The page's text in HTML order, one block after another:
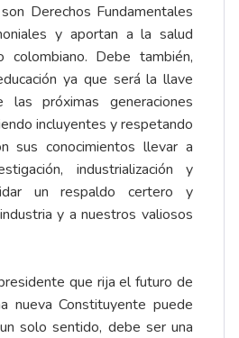
Derechos Fundamentales
y aportan a la salud
Debe también,
ya que será la llave
las próximas generaciones
incluyentes y respetando
sus conocimientos llevar a
industrialización y
un respaldo certero y
y a nuestros valiosos
que rija el futuro de
nueva Constituyente puede
solo sentido, debe ser una